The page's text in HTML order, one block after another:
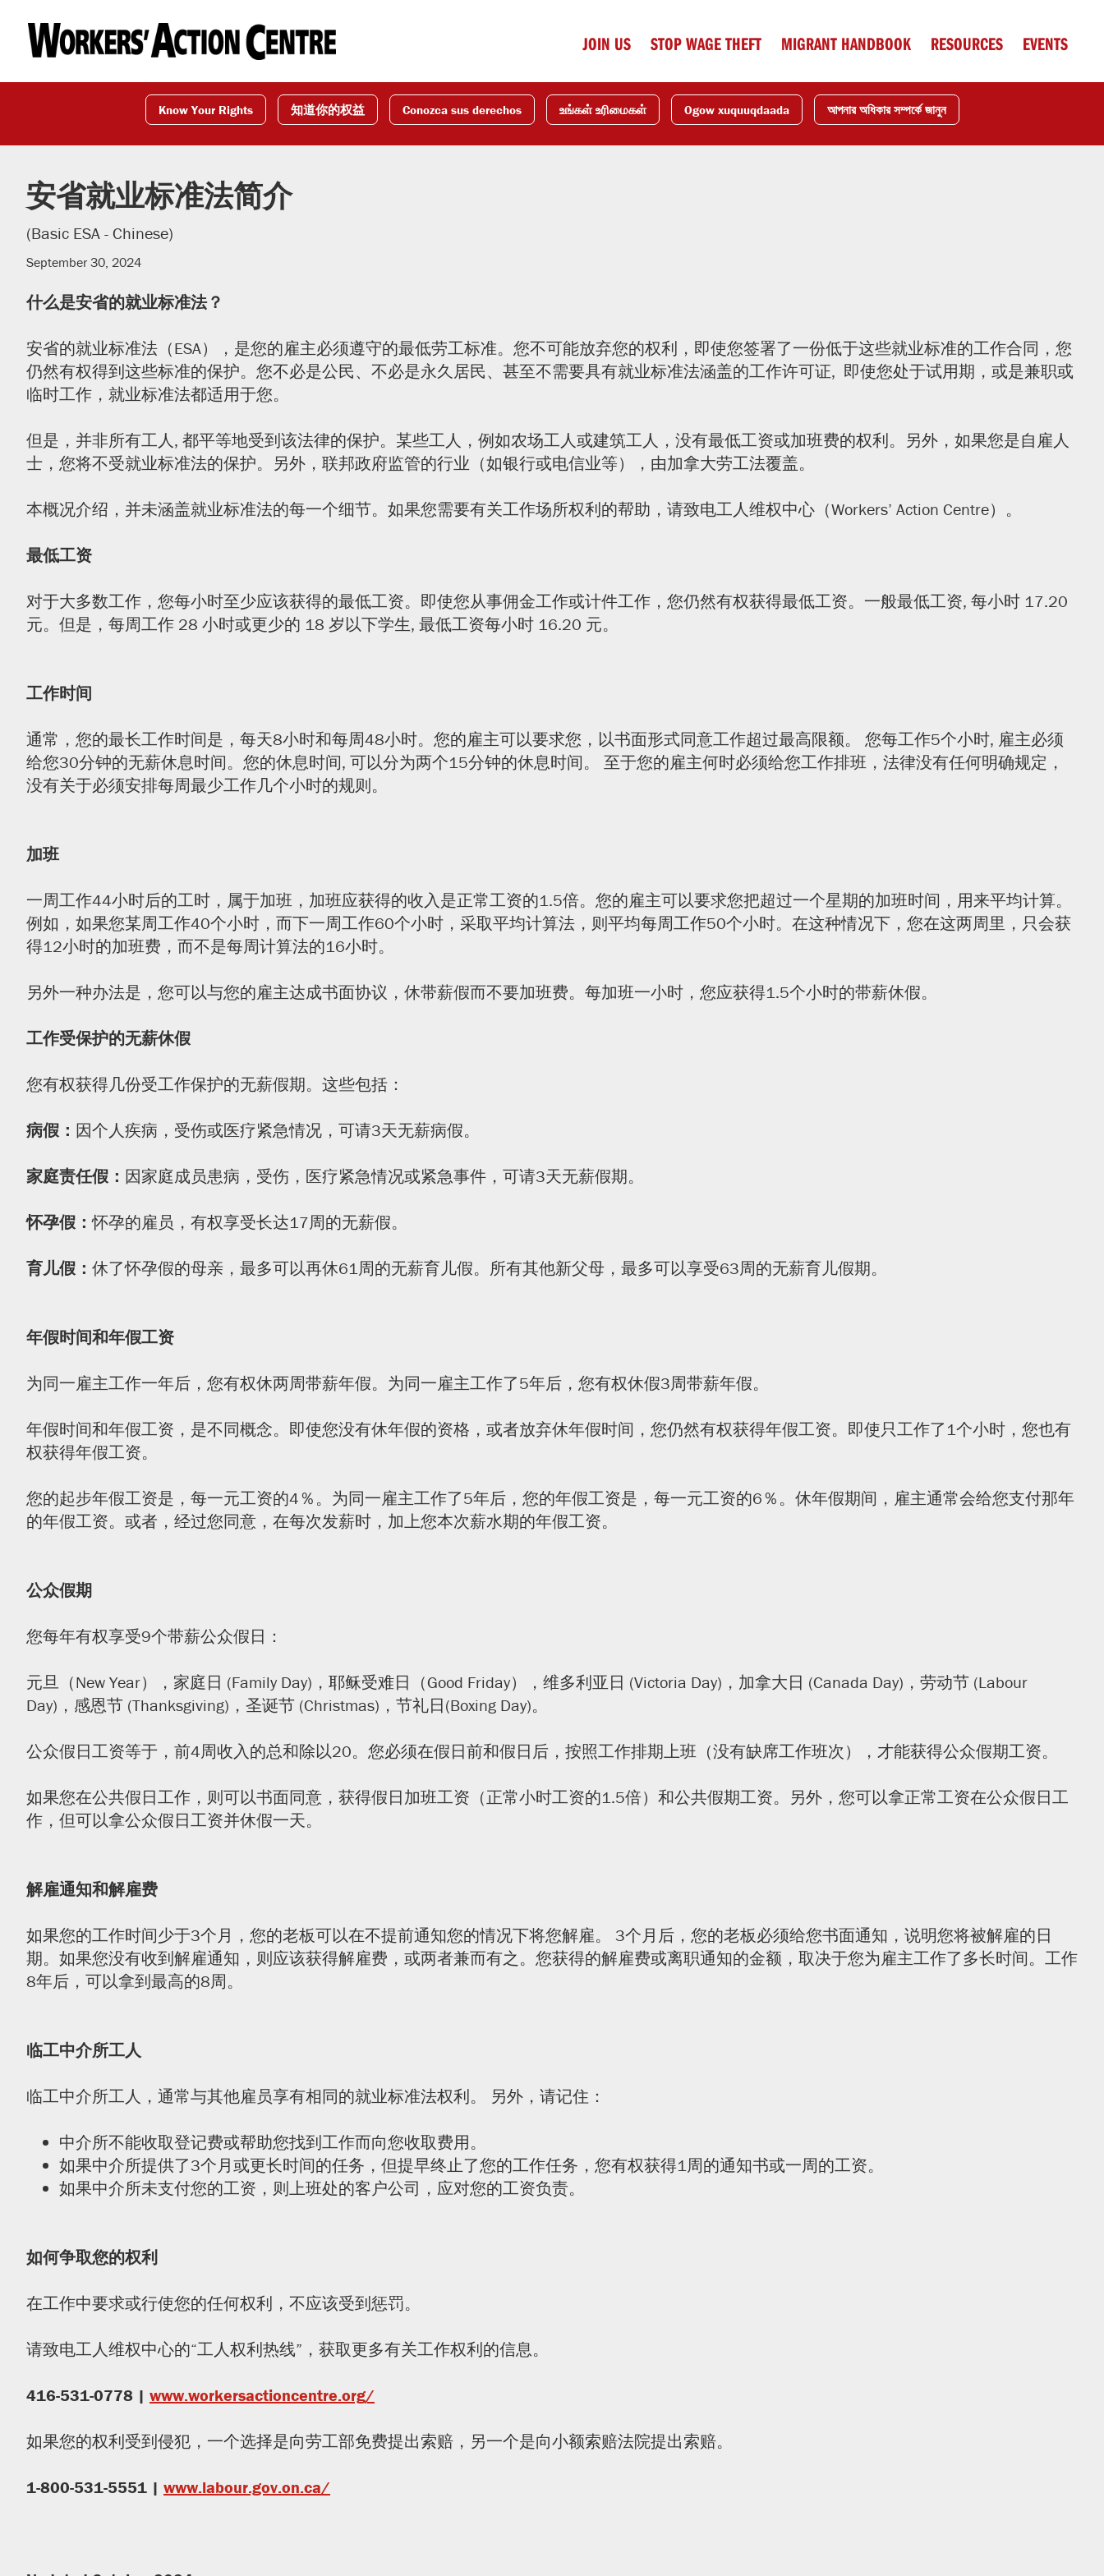
primary
navigation
main
content
footer
JOIN US STOP WAGE THEFT MIGRANT HANDBOOK RESOURCES EVENTS
Know Your Rights 知道你的权益 Conozca sus derechos உங்கள் உரிமைகள் Ogow xuquuqdaada আপনার অধিকার সম্পর্কে জানুন
安省就业标准法简介
(Basic ESA - Chinese)
September 30, 2024
什么是安省的就业标准法？
安省的就业标准法（ESA），是您的雇主必须遵守的最低劳工标准。您不可能放弃您的权利，即使您签署了一份低于这些就业标准的工作合同，您
仍然有权得到这些标准的保护。您不必是公民、不必是永久居民、甚至不需要具有就业标准法涵盖的工作许可证, 即使您处于试用期，或是兼职或
临时工作，就业标准法都适用于您。
但是，并非所有工人, 都平等地受到该法律的保护。某些工人，例如农场工人或建筑工人，没有最低工资或加班费的权利。另外，如果您是自雇人
士，您将不受就业标准法的保护。另外，联邦政府监管的行业（如银行或电信业等），由加拿大劳工法覆盖。
本概况介绍，并未涵盖就业标准法的每一个细节。如果您需要有关工作场所权利的帮助，请致电工人维权中心（Workers’ Action Centre）。
最低工资
对于大多数工作，您每小时至少应该获得的最低工资。即使您从事佣金工作或计件工作，您仍然有权获得最低工资。一般最低工资, 每小时 17.20
元。但是，每周工作 28 小时或更少的 18 岁以下学生, 最低工资每小时 16.20 元。
工作时间
通常，您的最长工作时间是，每天8小时和每周48小时。您的雇主可以要求您，以书面形式同意工作超过最高限额。 您每工作5个小时, 雇主必须
给您30分钟的无薪休息时间。您的休息时间, 可以分为两个15分钟的休息时间。 至于您的雇主何时必须给您工作排班，法律没有任何明确规定，
没有关于必须安排每周最少工作几个小时的规则。
加班
一周工作44小时后的工时，属于加班，加班应获得的收入是正常工资的1.5倍。您的雇主可以要求您把超过一个星期的加班时间，用来平均计算。
例如，如果您某周工作40个小时，而下一周工作60个小时，采取平均计算法，则平均每周工作50个小时。在这种情况下，您在这两周里，只会获
得12小时的加班费，而不是每周计算法的16小时。
另外一种办法是，您可以与您的雇主达成书面协议，休带薪假而不要加班费。每加班一小时，您应获得1.5个小时的带薪休假。
工作受保护的无薪休假
您有权获得几份受工作保护的无薪假期。这些包括：
病假： 因个人疾病，受伤或医疗紧急情况，可请3天无薪病假。
家庭责任假： 因家庭成员患病，受伤，医疗紧急情况或紧急事件，可请3天无薪假期。
怀孕假：怀孕的雇员，有权享受长达17周的无薪假。
育儿假： 休了怀孕假的母亲，最多可以再休61周的无薪育儿假。所有其他新父母，最多可以享受63周的无薪育儿假期。
年假时间和年假工资
为同一雇主工作一年后，您有权休两周带薪年假。为同一雇主工作了5年后，您有权休假3周带薪年假。
年假时间和年假工资，是不同概念。即使您没有休年假的资格，或者放弃休年假时间，您仍然有权获得年假工资。即使只工作了1个小时，您也有
权获得年假工资。
您的起步年假工资是，每一元工资的4％。为同一雇主工作了5年后，您的年假工资是，每一元工资的6％。休年假期间，雇主通常会给您支付那年
的年假工资。或者，经过您同意，在每次发薪时，加上您本次薪水期的年假工资。
公众假期
您每年有权享受9个带薪公众假日：
元旦（New Year），家庭日 (Family Day)，耶稣受难日（Good Friday），维多利亚日 (Victoria Day)，加拿大日 (Canada Day)，劳动节 (Labour
Day)，感恩节 (Thanksgiving)，圣诞节 (Christmas)，节礼日(Boxing Day)。
公众假日工资等于，前4周收入的总和除以20。您必须在假日前和假日后，按照工作排期上班（没有缺席工作班次），才能获得公众假期工资。
如果您在公共假日工作，则可以书面同意，获得假日加班工资（正常小时工资的1.5倍）和公共假期工资。另外，您可以拿正常工资在公众假日工
作，但可以拿公众假日工资并休假一天。
解雇通知和解雇费
如果您的工作时间少于3个月，您的老板可以在不提前通知您的情况下将您解雇。 3个月后，您的老板必须给您书面通知，说明您将被解雇的日
期。如果您没有收到解雇通知，则应该获得解雇费，或两者兼而有之。您获得的解雇费或离职通知的金额，取决于您为雇主工作了多长时间。工作
8年后，可以拿到最高的8周。
临工中介所工人
临工中介所工人，通常与其他雇员享有相同的就业标准法权利。 另外，请记住：
中介所不能收取登记费或帮助您找到工作而向您收取费用。
如果中介所提供了3个月或更长时间的任务，但提早终止了您的工作任务，您有权获得1周的通知书或一周的工资。
如果中介所未支付您的工资，则上班处的客户公司，应对您的工资负责。
如何争取您的权利
在工作中要求或行使您的任何权利，不应该受到惩罚。
请致电工人维权中心的“工人权利热线”，获取更多有关工作权利的信息。
416-531-0778 | www.workersactioncentre.org/
如果您的权利受到侵犯，一个选择是向劳工部免费提出索赔，另一个是向小额索赔法院提出索赔。
1-800-531-5551 | www.labour.gov.on.ca/